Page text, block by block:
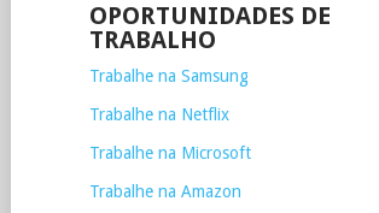
OPORTUNIDADES DE
TRABALHO
Trabalhe na Samsung
Trabalhe na Netflix
Trabalhe na Microsoft
Trabalhe na Amazon